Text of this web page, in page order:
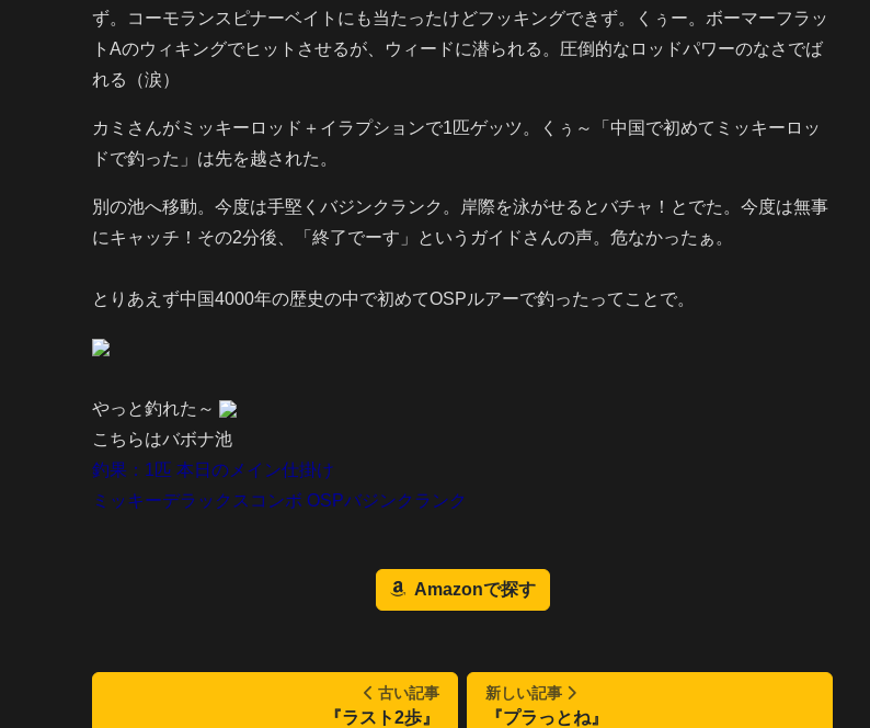
ず。コーモランスピナーベイトにも当たったけどフッキングできず。くぅー。ボーマーフラッ
トAのウィキングでヒットさせるが、ウィードに潜られる。圧倒的なロッドパワーのなさでば
れる（涙）
カミさんがミッキーロッド＋イラプションで1匹ゲッツ。くぅ～「中国で初めてミッキーロッ
ドで釣った」は先を越された。
別の池へ移動。今度は手堅くバジンクランク。岸際を泳がせるとバチャ！とでた。今度は無事
にキャッチ！その2分後、「終了でーす」というガイドさんの声。危なかったぁ。
とりあえず中国4000年の歴史の中で初めてOSPルアーで釣ったってことで。
やっと釣れた～
こちらはバボナ池
釣果：1匹 本日のメイン仕掛け
ミッキーデラックスコンボ OSPバジンクランク
Amazonで探す
古い記事
『ラスト2歩』
新しい記事
『プラっとね』